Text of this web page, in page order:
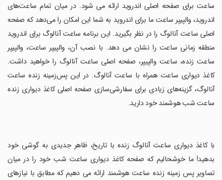
ساعت برای صفحه اصلی اندروید ارائه می شود. در میان تمام ساعت‌های
اندروید، والپیپر ساعت ما برای اندروید به شما این امکان را می‌دهد که صفحه
اصلی ساعت آنالوگ را در نظر بگیرید. این برنامه ساعت آنالوگ برای اندروید
منطقه زمانی ساعت را نشان می دهد. با نصب آن، والپیپر ساعت، والپیپر
ساعت زنده، ساعت والپیپر، صفحه اصلی ساعت آنالوگ را خواهید داشت.
کاغذ دیواری ساعت همراه با ساعت آنالوگ. در این پس‌زمینه زنده ساعت
آنالوگ، گزینه‌های زیادی برای سفارشی‌سازی صفحه اصلی کاغذ دیواری زنده
ساعت شب هوشمند خود دارید.
‏با کاغذ دیواری ساعت آنالوگ زنده با تاریخ، ظاهر جدیدی به گوشی خود
بدهید! ما خوشحالیم که صفحه کاغذ دیواری ساعت شب خود را در میان
تصاویر پس زمینه زنده ساعت هوشمند ارائه می دهیم که مطابق با نیازهای